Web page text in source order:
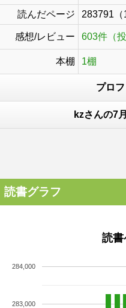
読んだページ
283791（
感想/レビュー 603件（
本棚 1棚
プロ
kzさんの7
読書グラフ
読書
283,000
284,000